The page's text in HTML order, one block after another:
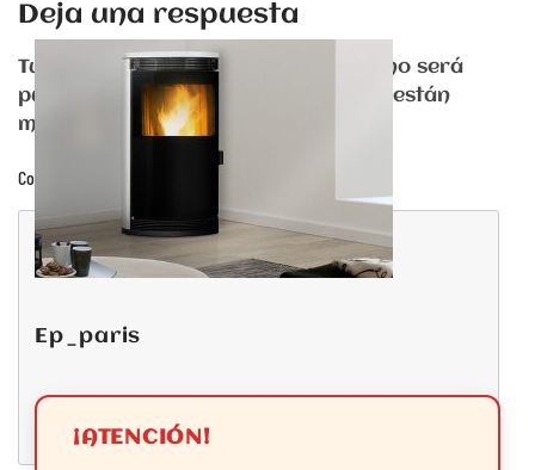
Deja una respuesta
Tu dirección de correo electrónico no será
publicada. Los campos obligatorios están
marcados con*
Comentario
ep_paris
¡ATENCIÓN!